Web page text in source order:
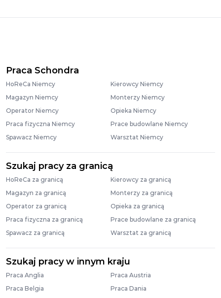
Praca Schondra
HoReCa Niemcy
Kierowcy Niemcy
Magazyn Niemcy
Monterzy Niemcy
Operator Niemcy
Opieka Niemcy
Praca fizyczna Niemcy
Prace budowlane Niemcy
Spawacz Niemcy
Warsztat Niemcy
Szukaj pracy za granicą
HoReCa za granicą
Kierowcy za granicą
Magazyn za granicą
Monterzy za granicą
Operator za granicą
Opieka za granicą
Praca fizyczna za granicą
Prace budowlane za granicą
Spawacz za granicą
Warsztat za granicą
Szukaj pracy w innym kraju
Praca Anglia
Praca Austria
Praca Belgia
Praca Dania